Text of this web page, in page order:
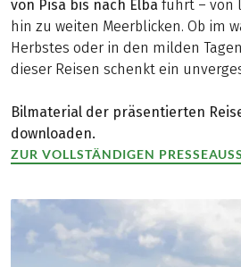
von Pisa bis nach Elba führt – von
hin zu weiten Meerblicken. Ob im
Herbstes oder in den milden
dieser Reisen schenkt ein
Bilmaterial der präsentierten
downloaden.
ZUR VOLLSTÄNDIGEN